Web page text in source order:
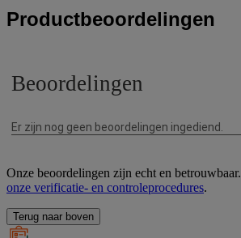
Productbeoordelingen
Onze beoordelingen zijn echt en betrouwbaar.
onze verificatie- en controleprocedures.
Terug naar boven